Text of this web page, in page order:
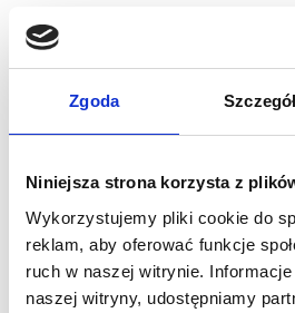
Zgoda
Niniejsza strona korzysta z
Wykorzystujemy pliki cookie do
reklam, aby oferować funkcje
ruch w naszej witrynie.
naszej witryny, udostępniamy